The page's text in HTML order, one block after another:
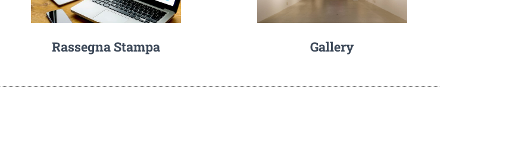
Rassegna Stampa Gallery